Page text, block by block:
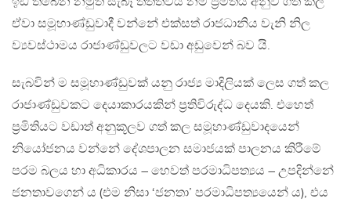
ඒවා සමූහාණ්ඩුවාදී වන්නේ එක්සත් රාජධානිය වැනි නිල
ව්‍යවස්ථාමය රාජාණ්ඩුවලට වඩා අඩුවෙන් බව යි.
සැබවින් ම සමූහාණ්ඩුවක් යනු රාජ්‍ය මාදිලියක් ලෙස ගත් කල
රාජාණ්ඩුවකට දෙයාකාරයකින් ප‍්‍රතිවිරුද්ධ දෙයකි. එහෙත්
ප‍්‍රමිතියට වඩාත් අනුකූලව ගත් කල සමූහාණ්ඩුවාදයෙන්
නියෝජනය වන්නේ දේශපාලන සමාජයක් පාලනය කිරීමේ
පරම බලය හා අධිකාරය – හෙවත් පරමාධිපත්‍යය – උපදින්නේ
ජනතාවගෙන් ය (එම නිසා ‘ජනතා’ පරමාධිපත්‍යයෙන් ය), එය